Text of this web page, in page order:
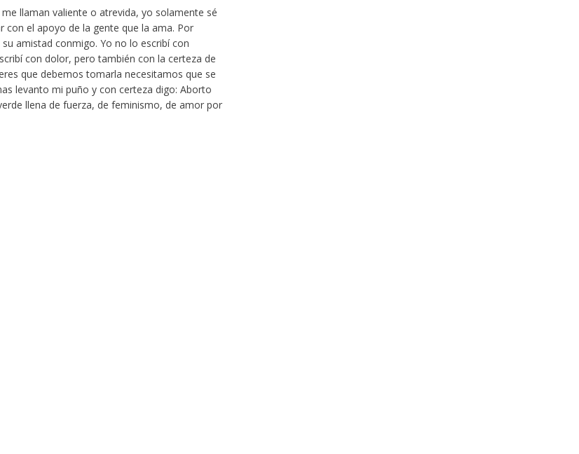
llaman valiente o atrevida, yo solamente sé
el apoyo de la gente que la ama. Por
amistad conmigo. Yo no lo escribí con
con dolor, pero también con la certeza de
que debemos tomarla necesitamos que se
levanto mi puño y con certeza digo: Aborto
llena de fuerza, de feminismo, de amor por